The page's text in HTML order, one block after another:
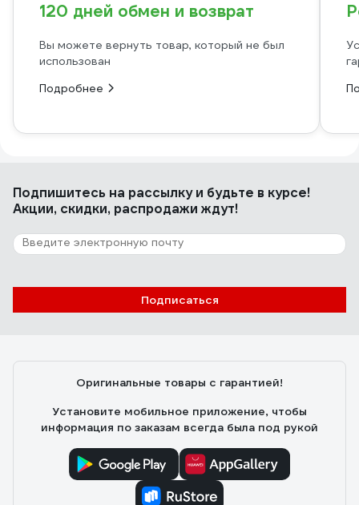
120 дней обмен и возврат
Вы можете вернуть товар, который не был
использован
Подробнее
Подпишитесь на рассылкуи будьте в курсе!
Акции, скидки, распродажи ждут!
Подписаться
Оригинальные товары с гарантией!
Установите мобильное приложение, чтобы
информация по заказам всегда была под рукой